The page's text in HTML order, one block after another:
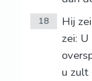
18
Hij
zei:
u zult